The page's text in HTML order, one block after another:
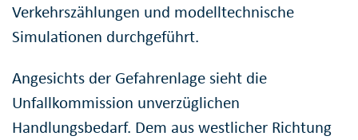
Verkehrszählungen und modelltechnische
Simulationen durchgeführt.
Angesichts der Gefahrenlage sieht die
Unfallkommission unverzüglichen
Handlungsbedarf. Dem aus westlicher Richtung